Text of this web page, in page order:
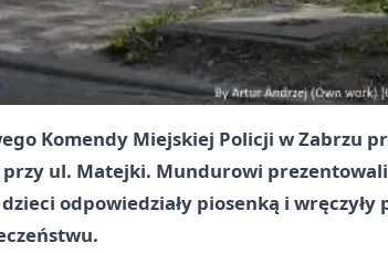
Komendy Miejskiej Policji w Zabrzu
ul. Matejki. Mundurowi
odpowiedziały piosenką i wręczyły